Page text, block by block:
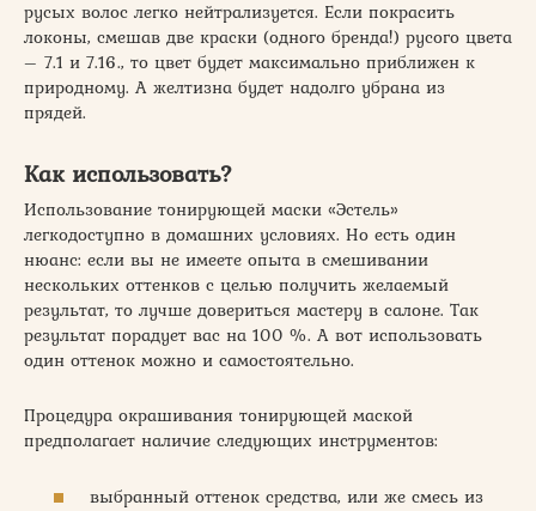
русых волос легко нейтрализуется. Если покрасить
локоны, смешав две краски (одного бренда!) русого цвета
– 7.1 и 7.16., то цвет будет максимально приближен к
природному. А желтизна будет надолго убрана из
прядей.
Как использовать?
Использование тонирующей маски «Эстель»
легкодоступно в домашних условиях. Но есть один
нюанс: если вы не имеете опыта в смешивании
нескольких оттенков с целью получить желаемый
результат, то лучше довериться мастеру в салоне. Так
результат порадует вас на 100 %. А вот использовать
один оттенок можно и самостоятельно.
Процедура окрашивания тонирующей маской
предполагает наличие следующих инструментов:
выбранный оттенок средства, или же смесь из